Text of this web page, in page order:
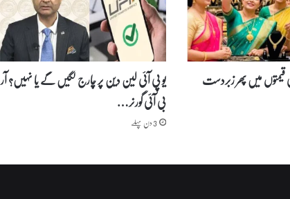
ت
ل
ن
گ
ا
ن
چ
میں پھر زبردست یو پی آئی لین دین پر چارج لگیں گے یا نہیں؟ آر
بی آئی گورنر…
3 دن پہلے